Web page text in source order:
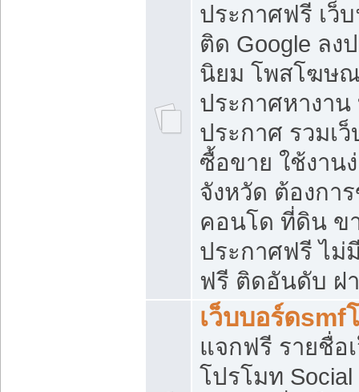
ประกาศฟรี เว็
ติด Google ลง
นิยม โพสโฆษ
ประกาศหางาน
ประกาศ รวมเ
ซื้อขาย ใช้งาน
จังหวัด ต้องกา
คอนโด ที่ดิน ข
ประกาศฟรี ไม่
ฟรี ติดอันดับ ฝ
เว็บบอร์ดsmf
แจกฟรี รายชื่อ
โปรโมท